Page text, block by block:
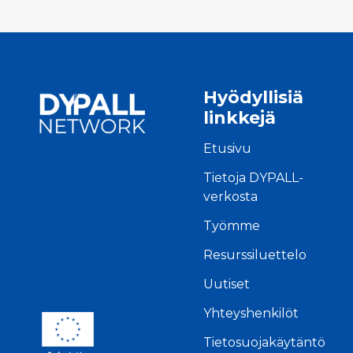
Hyödyllisiä
linkkejä
Etusivu
Tietoja DYPALL-
verkosta
Työmme
Resurssiluettelo
Uutiset
Yhteyshenkilöt
Tietosuojakäytäntö